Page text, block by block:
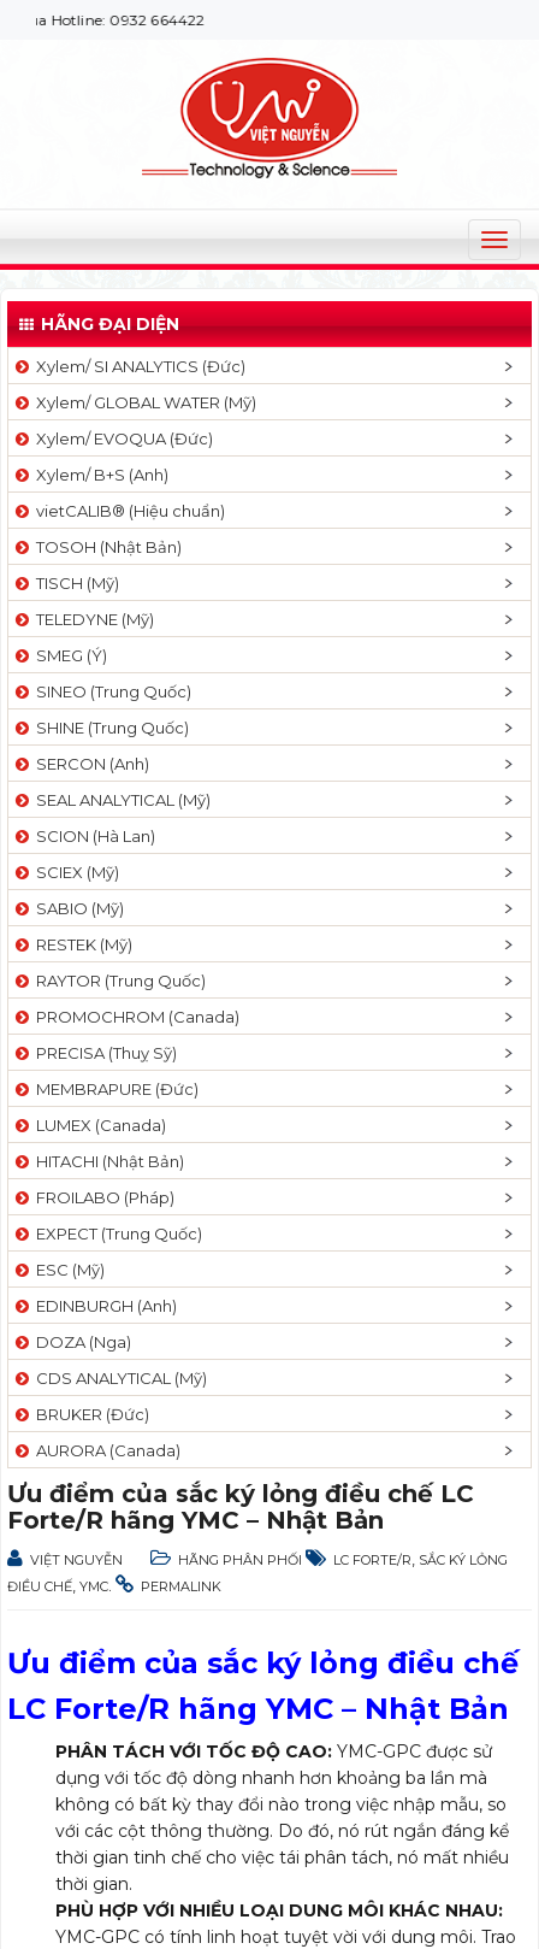
0932 664422
T
o
g
l
v
a
t
n
HÃNG ĐẠI DIỆN
Xylem/ SI ANALYTICS (Đức)
Xylem/ GLOBAL WATER (Mỹ)
Xylem/ EVOQUA (Đức)
Xylem/ B+S (Anh)
vietCALIB® (Hiệu chuẩn)
TOSOH (Nhật Bản)
TISCH (Mỹ)
TELEDYNE (Mỹ)
SMEG (Ý)
SINEO (Trung Quốc)
SHINE (Trung Quốc)
SERCON (Anh)
SEAL ANALYTICAL (Mỹ)
SCION (Hà Lan)
SCIEX (Mỹ)
SABIO (Mỹ)
RESTEK (Mỹ)
RAYTOR (Trung Quốc)
PROMOCHROM (Canada)
PRECISA (Thuỵ Sỹ)
MEMBRAPURE (Đức)
LUMEX (Canada)
HITACHI (Nhật Bản)
FROILABO (Pháp)
EXPECT (Trung Quốc)
ESC (Mỹ)
EDINBURGH (Anh)
DOZA (Nga)
CDS ANALYTICAL (Mỹ)
BRUKER (Đức)
AURORA (Canada)
Ưu điểm của sắc ký lỏng điều chế LC
Forte/R hãng YMC – Nhật Bản
VIỆT NGUYỄN HÃNG PHÂN PHỐI LC FORTE/R SẮC KÝ LỎNG
ĐIỀU CHẾ YMC PERMALINK
Ưu điểm của sắc ký lỏng điều chế
LC Forte/R hãng YMC – Nhật Bản
PHÂN TÁCH VỚI TỐC ĐỘ CAO: YMC-GPC được sử
dụng với tốc độ dòng nhanh hơn khoảng ba lần mà
không có bất kỳ thay đổi nào trong việc nhập mẫu, so
với các cột thông thường. Do đó, nó rút ngắn đáng kể
thời gian tinh chế cho việc tái phân tách, nó mất nhiều
thời gian.
PHÙ HỢP VỚI NHIỀU LOẠI DUNG MÔI KHÁC NHAU:
YMC-GPC có tính linh hoạt tuyệt vời với dung môi. Trao